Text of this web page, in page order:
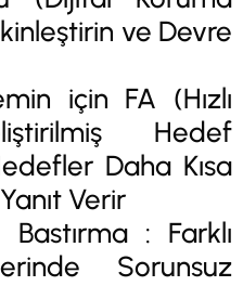
ve Devre
için FA (Hızlı
Hedef
Daha Kısa
Verir
: Farklı
Sorunsuz